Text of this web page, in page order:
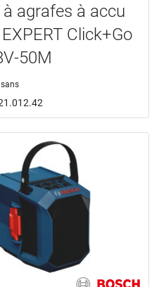
à agrafes à accu
Click+Go
50M
sans